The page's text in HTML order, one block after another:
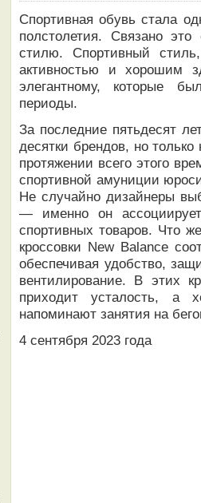
Спортивная обувь стала
полстолетия. Связано
стилю. Спортивный
активностью и хорошим
элегантному, которые
периоды.
За последние пятьдесят
десятки брендов, но
протяжении всего этого
спортивной амуниции
Не случайно дизайнеры
— именно он
спортивных товаров. Что
кроссовки New Balance
обеспечивая удобство,
вентилирование. В этих
приходит усталость, а
напоминают занятия на
4 сентября 2023 года